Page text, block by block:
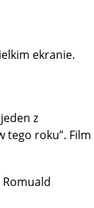
ekranie.
z
tego roku”. Film
Romuald